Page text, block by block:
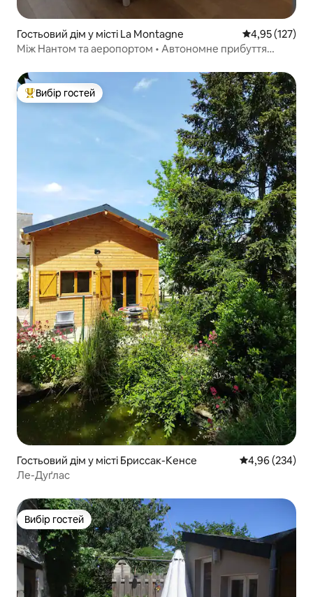
Гостьовий дім у місті La Montagne Середня
4,95 (127)
Між Нантом та аеропортом • Автономне прибуття
Топ вибір гостей
Вибір гостей
Гостьовий дім у місті Бриссак-Кенсе Середня
4,96 (234)
Ле-Дуґлас
Вибір гостей
Вибір гостей